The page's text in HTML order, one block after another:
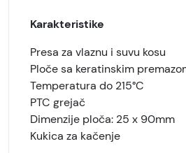
Karakteristike
Presa za vlaznu i suvu kosu
Ploče sa keratinskim
Temperatura do 215°C
PTC grejač
Dimenzije ploča: 25 x 90mm
Kukica za kačenje